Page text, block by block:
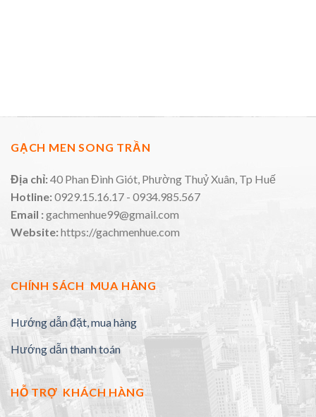
GẠCH MEN SONG TRẦN
Địa chỉ:40 Phan Đình Giót, Phường Thuỷ Xuân, Tp Huế
Hotline:0929.15.16.17 - 0934.985.567
Email :gachmenhue99@gmail.com
Website:https://gachmenhue.com
CHÍNH SÁCH MUA HÀNG
Hướng dẫn đặt, mua hàng
Hướng dẫn thanh toán
HỖ TRỢ KHÁCH HÀNG